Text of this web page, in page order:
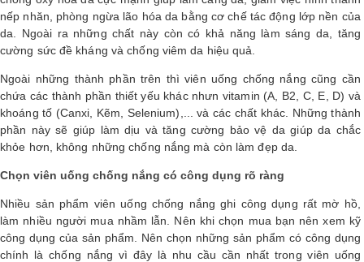
nếp nhăn, phòng ngừa lão hóa da bằng cơ chế tác động lớp nền của
da. Ngoài ra những chất này còn có khả năng làm sáng da, tăng
cường sức đề kháng và chống viêm da hiệu quả.
Ngoài những thành phần trên thì viên uống chống nắng cũng cần
chứa các thành phần thiết yếu khác nhưn vitamin (A, B2, C, E, D) và
khoáng tố (Canxi, Kẽm, Selenium),... và các chất khác. Những thành
phần này sẽ giúp làm dịu và tăng cường bảo vệ da giúp da chắc
khỏe hơn, không những chống nắng mà còn làm đẹp da.
Chọn viên uống chống nắng có công dụng rõ ràng
Nhiều sản phẩm viên uống chống nắng ghi công dụng rất mờ hồ,
làm nhiều người mua nhầm lẫn. Nên khi chọn mua bạn nên xem kỹ
công dụng của sản phẩm. Nên chọn những sản phẩm có công dụng
chính là chống nắng vì đây là nhu cầu cần nhất trong viên uống